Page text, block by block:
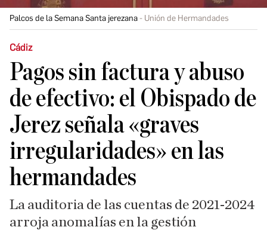
Palcos de la Semana Santa jerezana Unión de Hermandades
Cádiz
Pagos sin factura y abuso
de efectivo: el Obispado de
Jerez señala «graves
irregularidades» en las
hermandades
La auditoria de las cuentas de 2021-2024
arroja anomalías en la gestión